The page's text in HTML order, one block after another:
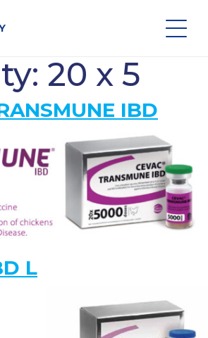
KESEHATAN
20 x 5
IBD
L